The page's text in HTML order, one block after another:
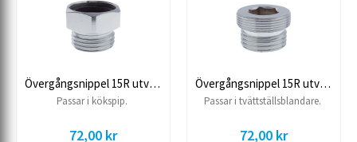
Övergångsnippel 15R utv/M22 inv.
Passar i kökspip.
72,00 kr
Övergångsnippel 15R utv/M24 utv.
Passar i tvättställsblandare.
72,00 kr